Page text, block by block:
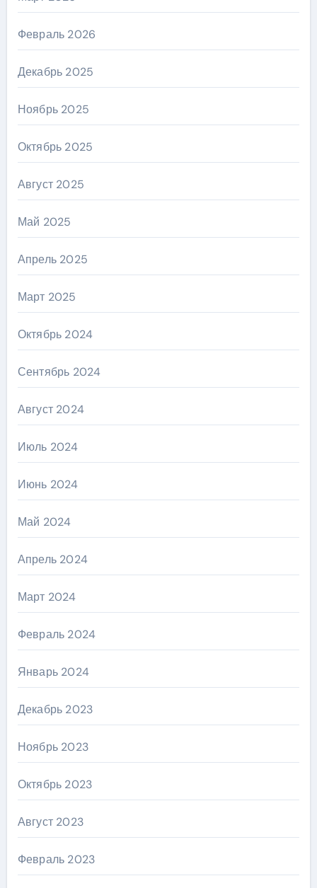
Февраль 2026
Декабрь 2025
Ноябрь 2025
Октябрь 2025
Август 2025
Май 2025
Апрель 2025
Март 2025
Октябрь 2024
Сентябрь 2024
Август 2024
Июль 2024
Июнь 2024
Май 2024
Апрель 2024
Март 2024
Февраль 2024
Январь 2024
Декабрь 2023
Ноябрь 2023
Октябрь 2023
Август 2023
Февраль 2023